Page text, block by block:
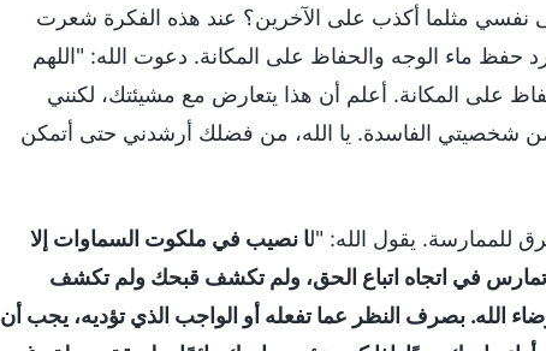
نفسي مثلما أكذب على الآخرين؟ عند هذه الفكرة شعرت
ماء الوجه والحفاظ على المكانة. دعوت الله: "اللهم
على المكانة. أعلم أن هذا يتعارض مع مشيئتك، لكنني
الفاسدة. يا الله، من فضلك أرشدني حتى أتمكن
للممارسة. يقول الله: "لا نصيب في ملكوت السماوات إلا
وتمارس في اتجاه اتباع الحق، ولم تكشف قبحك ولم تكشف
الله. بصرف النظر عما تفعله أو الواجب الذي تؤديه، يجب أن